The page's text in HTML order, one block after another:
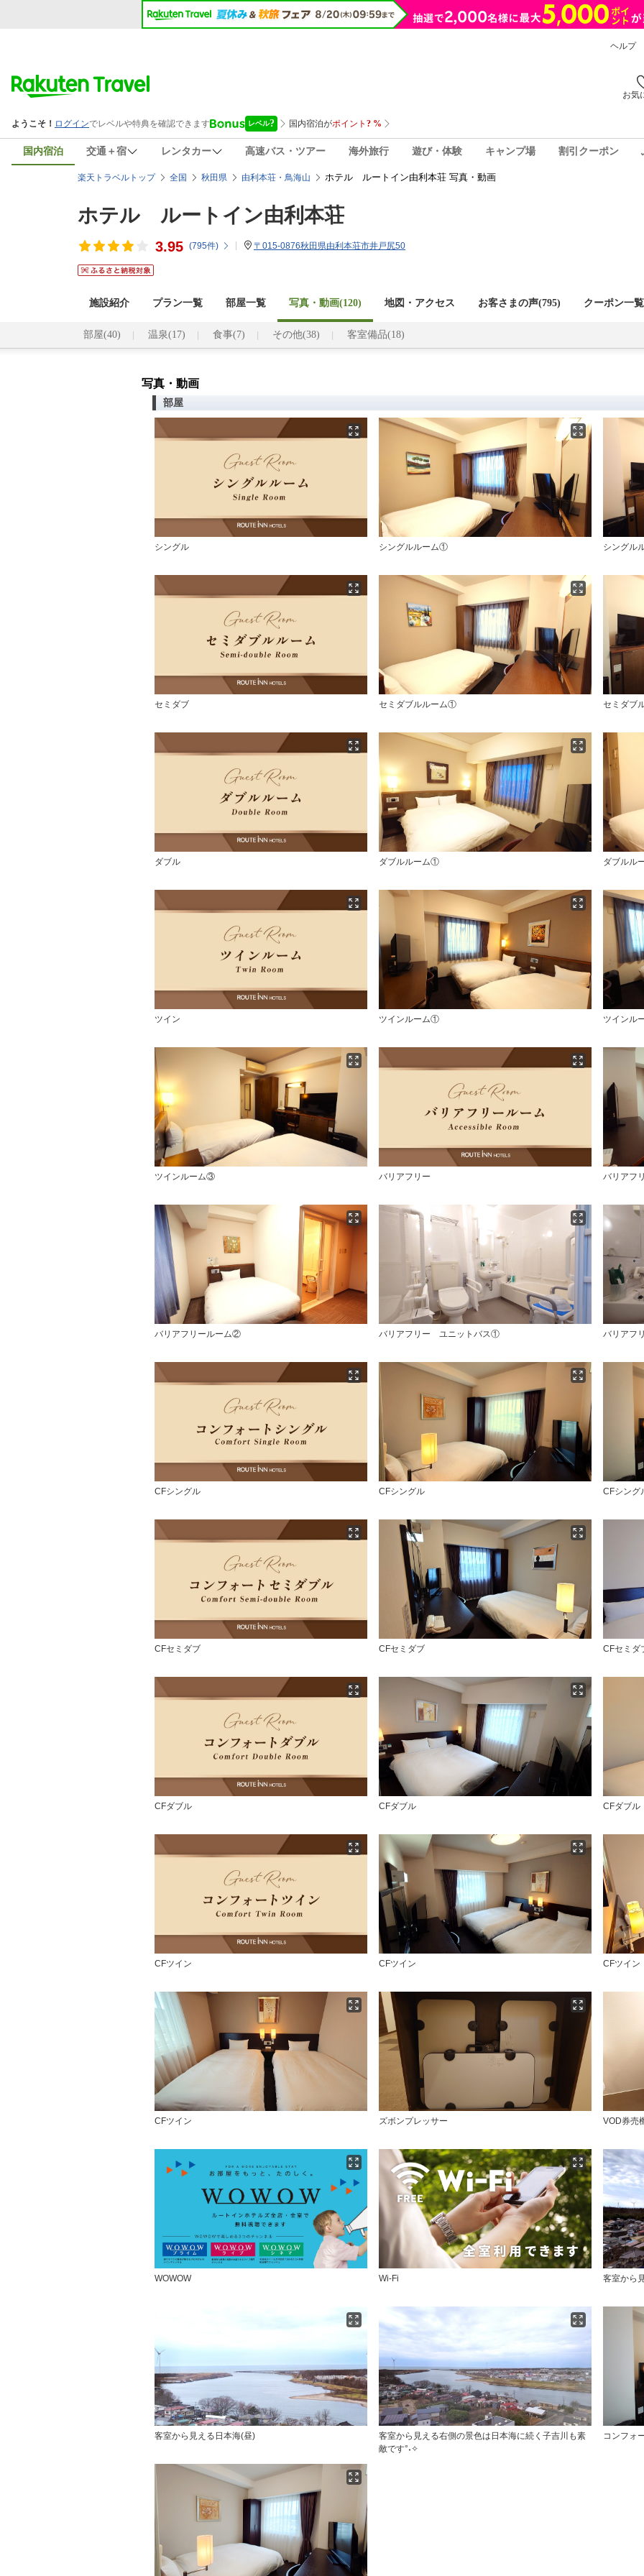
ヘルプ
お気
国内宿泊 交通＋宿 レンタカー 高速バス・ツアー 海外旅行 遊び・体験 キャンプ場 割引クーポン
楽天トラベルトップ 全国 秋田県 由利本荘・鳥海山 ホテル ルートイン由利本荘 写真・動画
ホテル ルートイン由利本荘
3.95 (795件) 〒015-0876秋田県由利本荘市井戸尻50
施設紹介 プラン一覧 部屋一覧 写真・動画(120) 地図・アクセス お客さまの声(795) クーポン一覧
部屋(40) 温泉(17) 食事(7) その他(38) 客室備品(18)
写真・動画
部屋
シングル シングルルーム① シングル
セミダブ セミダブルルーム① セミダブ
ダブル ダブルルーム① ダブルル
ツイン ツインルーム① ツインル
ツインルーム③ バリアフリー バリアフ
バリアフリールーム② バリアフリー ユニットバス① バリアフ
CFシングル CFシングル CFシング
CFセミダブ CFセミダブ CFセミダ
CFダブル CFダブル CFダブル
CFツイン CFツイン CFツイン
CFツイン ズボンプレッサー VOD券売
WOWOW Wi-Fi 客室から
客室から見える日本海(昼)
客室から見える右側の景色は日本海に続く子吉川も素
敵です°˖✧
コンフォ